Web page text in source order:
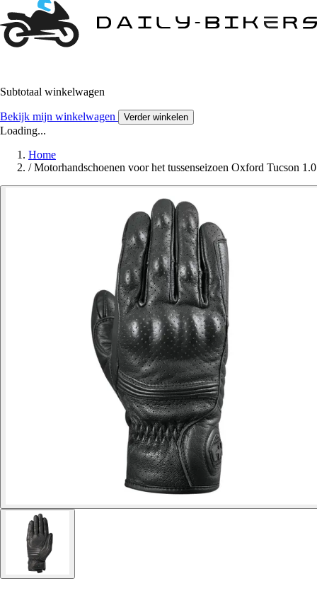
Subtotaal winkelwagen
Bekijk mijn winkelwagen Verder winkelen
Loading...
Home
/ Motorhandschoenen voor het tussenseizoen Oxford Tucson 1.0